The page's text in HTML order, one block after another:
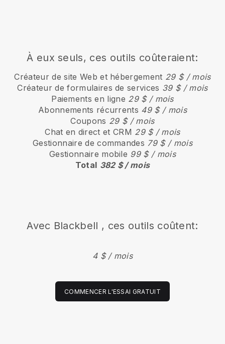
À eux seuls, ces outils coûteraient:
Créateur de site Web et hébergement 29 $ / mois
Créateur de formulaires de services 39 $ / mois
Paiements en ligne 29 $ / mois
Abonnements récurrents 49 $ / mois
Coupons 29 $ / mois
Chat en direct et CRM 29 $ / mois
Gestionnaire de commandes 79 $ / mois
Gestionnaire mobile 99 $ / mois
Total 382 $ / mois
Avec Blackbell , ces outils coûtent:
4 $ / mois
COMMENCER L'ESSAI GRATUIT